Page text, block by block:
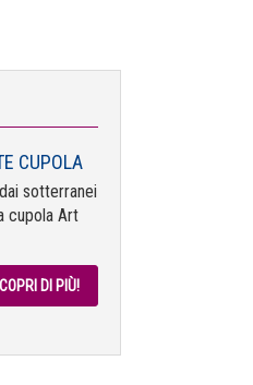
CUPOLA
sotterranei
cupola Art
DI PIÙ!